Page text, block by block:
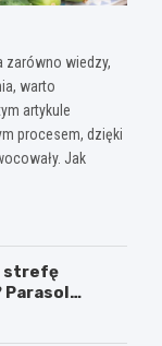
zarówno wiedzy,
warto
artykule
procesem, dzięki
Jak
strefę